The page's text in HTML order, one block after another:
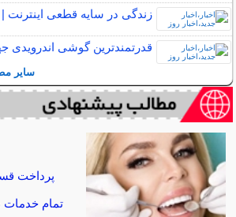
زندگی در سایه قطعی اینترنت | ۷۹‌روز کلافه‌کننده
قدرتمندترین گوشی اندرویدی
سایر
تمام